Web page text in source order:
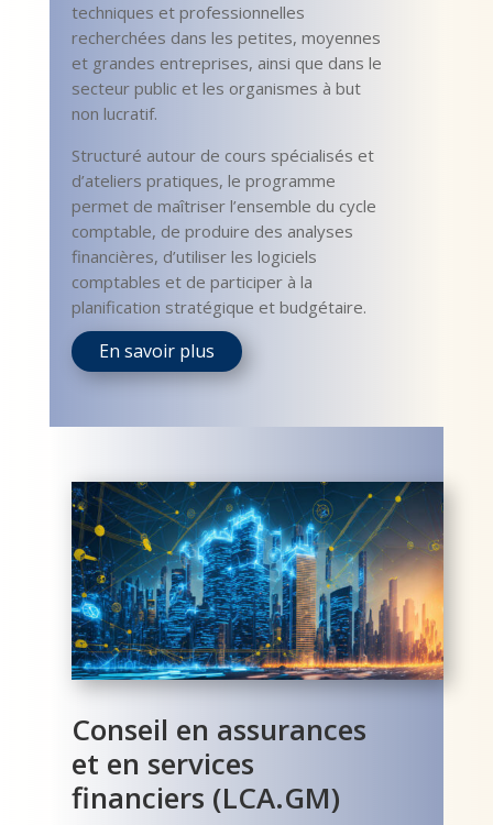
techniques et professionnelles
recherchées dans les petites, moyennes
et grandes entreprises, ainsi que dans le
secteur public et les organismes à but
non lucratif.
Structuré autour de cours spécialisés et
d’ateliers pratiques, le programme
permet de maîtriser l’ensemble du cycle
comptable, de produire des analyses
financières, d’utiliser les logiciels
comptables et de participer à la
planification stratégique et budgétaire.
En savoir plus
Conseil en assurances
et en services
financiers (LCA.GM)